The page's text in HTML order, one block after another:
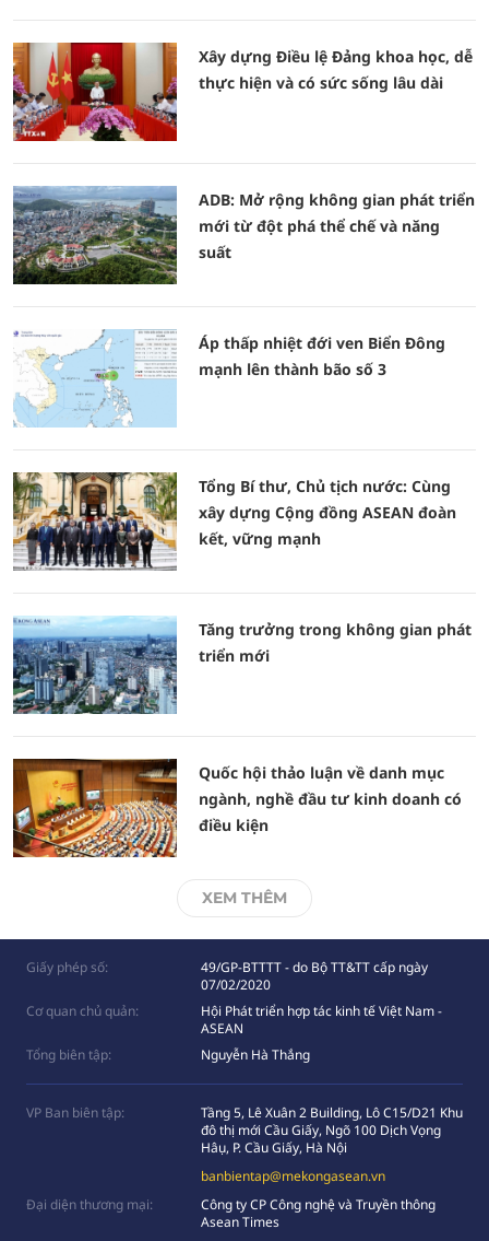
Xây dựng Điều lệ Đảng khoa học, dễ
thực hiện và có sức sống lâu dài
ADB: Mở rộng không gian phát triển
mới từ đột phá thể chế và năng
suất
Áp thấp nhiệt đới ven Biển Đông
mạnh lên thành bão số 3
Tổng Bí thư, Chủ tịch nước: Cùng
xây dựng Cộng đồng ASEAN đoàn
kết, vững mạnh
Tăng trưởng trong không gian phát
triển mới
Quốc hội thảo luận về danh mục
ngành, nghề đầu tư kinh doanh có
điều kiện
XEM THÊM
Giấy phép số:
49/GP-BTTTT - do Bộ TT&TT cấp ngày
07/02/2020
Cơ quan chủ quản:
Hội Phát triển hợp tác kinh tế Việt Nam -
ASEAN
Tổng biên tập:
Nguyễn Hà Thắng
VP Ban biên tập:
Tầng 5, Lê Xuân 2 Building, Lô C15/D21 Khu
đô thị mới Cầu Giấy, Ngõ 100 Dịch Vọng
Hâụ, P. Cầu Giấy, Hà Nội
banbientap@mekongasean.vn
Đại diện thương mại:
Công ty CP Công nghệ và Truyền thông
Asean Times